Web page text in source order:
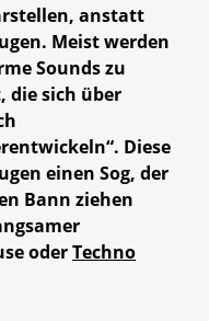
anstatt
Meist werden
Sounds zu
die sich über
Diese
einen Sog, der
Bann ziehen
oderTechno